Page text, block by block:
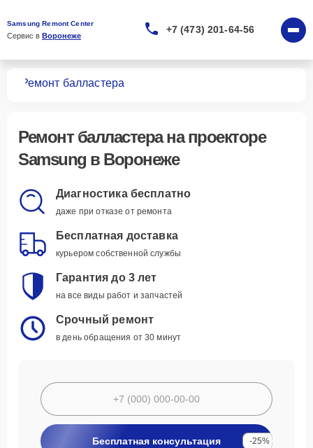
Samsung Remont Center
Сервис в Воронеже
+7 (473) 201-64-56
Ремонт балластера
Ремонт балластерана проекторе
Samsung в Воронеже
Диагностика бесплатно
даже при отказе от ремонта
Бесплатная доставка
курьером собственной службы
Гарантия до 3 лет
на все виды работ и запчастей
Срочный ремонт
в день обращения от 30 минут
Бесплатная консультация -25%